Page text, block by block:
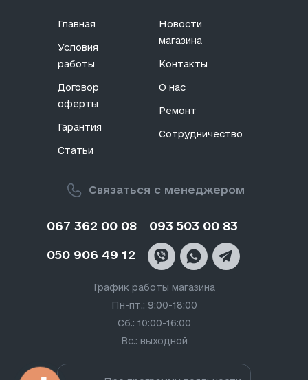
Связаться с менеджером
067 362 00 08 093 503 00 83
050 906 49 12
График работы магазина
Пн-пт.: 9:00-18:00
Сб.: 10:00-16:00
Вс.: выходной
Главная
Условия
работы
Договор
оферты
Гарантия
Статьи
Новости
магазина
Контакты
О нас
Ремонт
Сотрудничество